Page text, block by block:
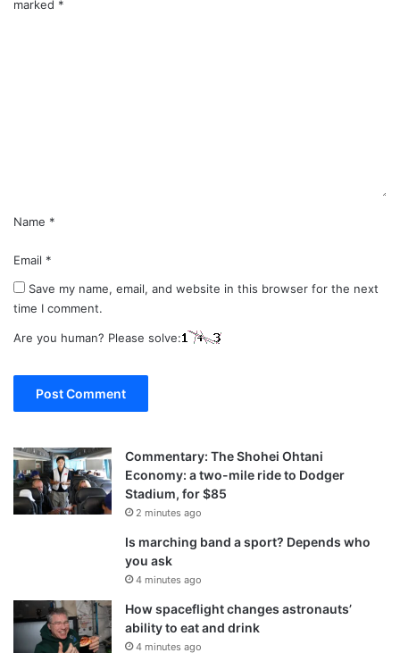
marked *
Name *
Email *
Save my name, email, and website in this browser for the next
time I comment.
Are you human? Please solve:
Commentary: The Shohei Ohtani
Economy: a two-mile ride to Dodger
Stadium, for $85
2 minutes ago
Is marching band a sport? Depends who
you ask
4 minutes ago
How spaceflight changes astronauts’
ability to eat and drink
4 minutes ago